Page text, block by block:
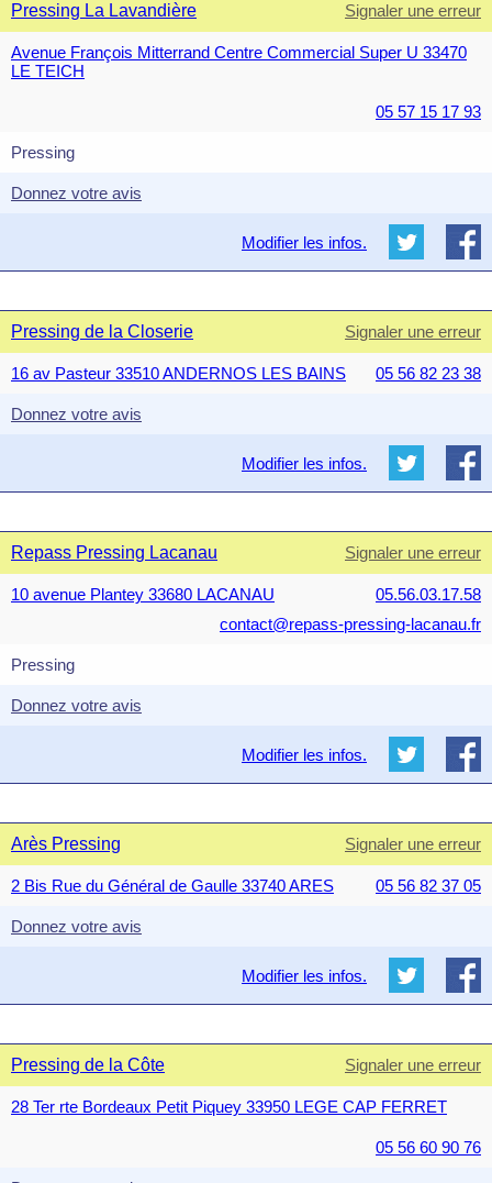
Pressing La Lavandière Signaler une erreur
Avenue François Mitterrand Centre Commercial Super U 33470
LE TEICH
05 57 15 17 93
Pressing
Donnez votre avis
Modifier les infos.
Pressing de la Closerie Signaler une erreur
16 av Pasteur 33510 ANDERNOS LES BAINS 05 56 82 23 38
Donnez votre avis
Modifier les infos.
Repass Pressing Lacanau Signaler une erreur
10 avenue Plantey 33680 LACANAU
05.56.03.17.58
contact@repass-pressing-lacanau.fr
Pressing
Donnez votre avis
Modifier les infos.
Arès Pressing Signaler une erreur
2 Bis Rue du Général de Gaulle 33740 ARES 05 56 82 37 05
Donnez votre avis
Modifier les infos.
Pressing de la Côte Signaler une erreur
28 Ter rte Bordeaux Petit Piquey 33950 LEGE CAP FERRET
05 56 60 90 76